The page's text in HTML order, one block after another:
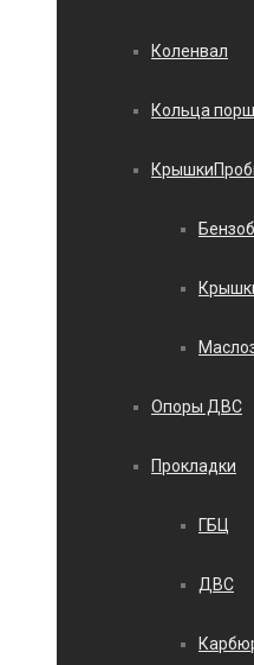
Коленвал
Кольца
Опоры ДВС
Прокладки
ГБЦ
ДВС